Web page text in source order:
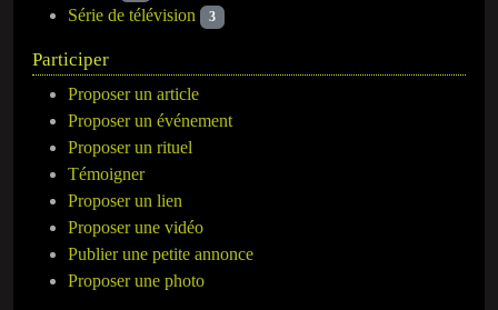
Série de télévision 3
Participer
Proposer un article
Proposer un événement
Proposer un rituel
Témoigner
Proposer un lien
Proposer une vidéo
Publier une petite annonce
Proposer une photo